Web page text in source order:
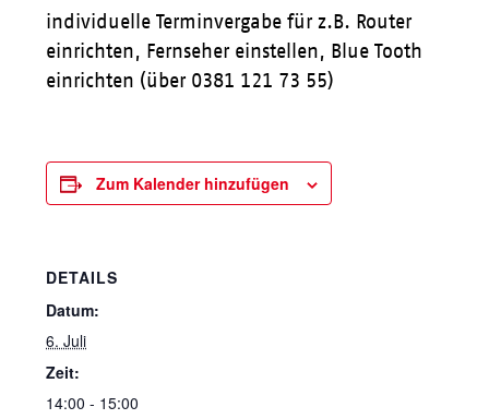
individuelle Terminvergabe für z.B. Router
einrichten, Fernseher einstellen, Blue Tooth
einrichten (über 0381 121 73 55)
Zum Kalender hinzufügen
DETAILS
Datum:
6. Juli
Zeit:
14:00 - 15:00